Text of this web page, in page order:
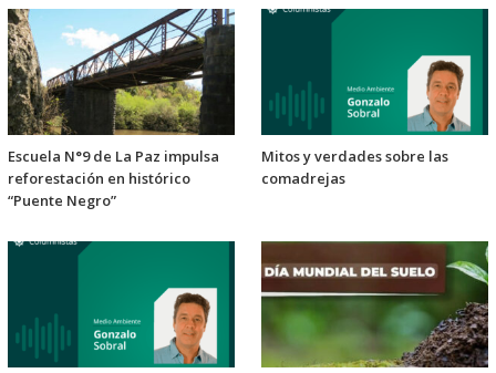
Escuela N°9 de La Paz impulsa
reforestación en histórico
“Puente Negro”
Mitos y verdades sobre las
comadrejas